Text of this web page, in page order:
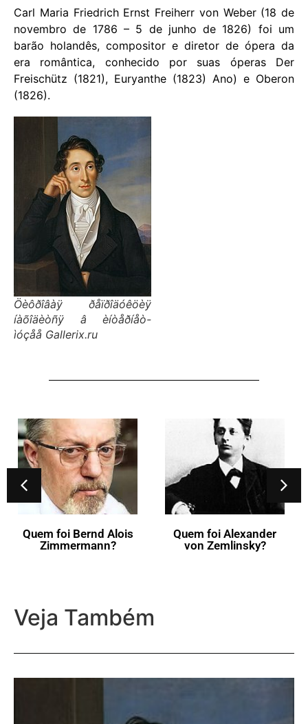
Carl Maria Friedrich Ernst Freiherr von Weber (18 de
novembro de 1786 – 5 de junho de 1826) foi um
barão holandês, compositor e diretor de ópera da
era romântica, conhecido por suas óperas Der
Freischütz (1821), Euryanthe (1823) Ano) e Oberon
(1826).
Öèôðîâàÿ ðåïðîäóêöèÿ
íàõîäèòñÿ â èíòåðíåò-
ìóçåå Gallerix.ru
Quem foi Alexander
von Zemlinsky?
Quem foi Eugène
Ysaÿe?
Veja Também